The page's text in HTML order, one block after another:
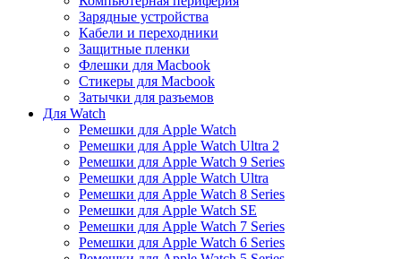
Зарядные устройства
Кабели и переходники
Защитные пленки
Флешки для Macbook
Стикеры для Macbook
Затычки для разъемов
Для Watch
Ремешки для Apple Watch
Ремешки для Apple Watch Ultra 2
Ремешки для Apple Watch 9 Series
Ремешки для Apple Watch Ultra
Ремешки для Apple Watch 8 Series
Ремешки для Apple Watch SE
Ремешки для Apple Watch 7 Series
Ремешки для Apple Watch 6 Series